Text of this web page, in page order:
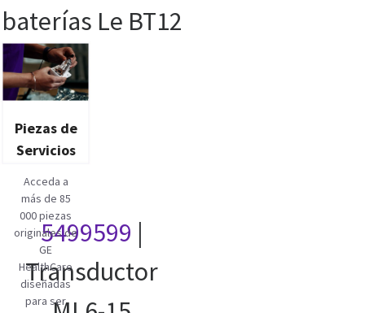
baterías Le BT12
Piezas de
Servicios
Acceda a
más de 85
000 piezas
originales de
GE
HealthCare
diseñadas
para ser
5499599 |
Transductor